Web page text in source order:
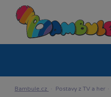
Bambule.cz · Postavy z TV a her ·